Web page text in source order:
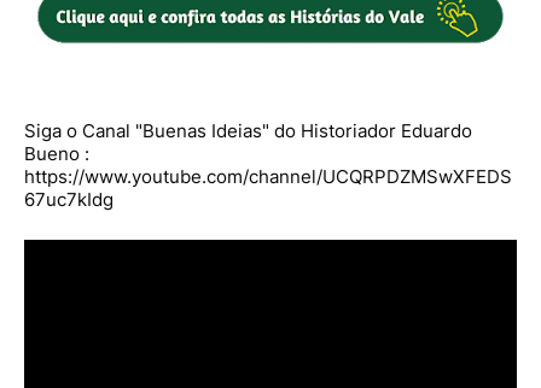
Siga o Canal "Buenas Ideias" do Historiador Eduardo
Bueno :
https://www.youtube.com/channel/UCQRPDZMSwXFEDS
67uc7kIdg